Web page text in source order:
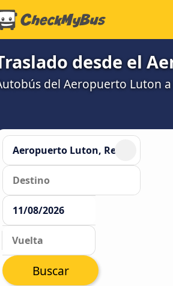
desde el
del Aeropuerto Luton
Buscar